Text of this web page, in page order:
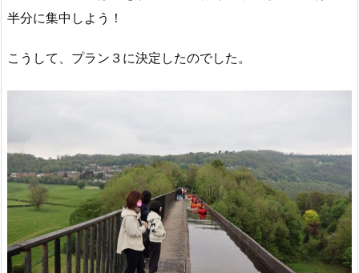
半分に集中しよう！
こうして、プラン３に決定したのでした。